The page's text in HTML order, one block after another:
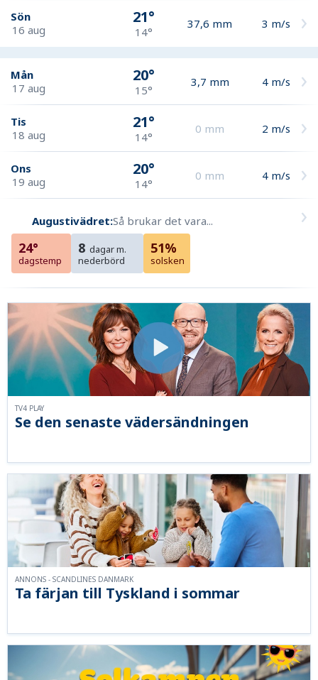
Sön
16 aug
21°
14°
37,6 mm 3 m/s
Mån
17 aug
20°
15°
3,7 mm 4 m/s
Tis
18 aug
21°
14°
0 mm 2 m/s
Ons
19 aug
20°
14°
0 mm 4 m/s
Augustivädret:Så brukar det vara...
24°
dagstemp
8 dagar m.
nederbörd
51%
solsken
Se den senaste vädersändningen
TV4 PLAY
Ta färjan till Tyskland i sommar
ANNONS - SCANDLINES DANMARK